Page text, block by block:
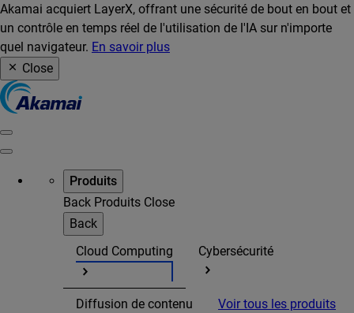
Akamai acquiert LayerX, offrant une sécurité de bout en bout et
un contrôle en temps réel de l'utilisation de l'IA sur n'importe
quel navigateur. En savoir plus
Close
Produits
Back Produits Close
Back
Cloud Computing
Cybersécurité
Diffusion de contenu Voir tous les produits